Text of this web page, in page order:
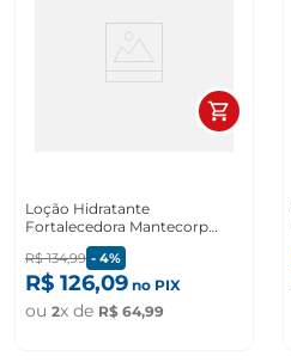
Loção Hidratante
Fortalecedora Mantecorp
Epidrat Hyalu 50ml
R$ 134,99 - 4%
R$ 126,09 no PIX
ou 2x de R$ 64,99